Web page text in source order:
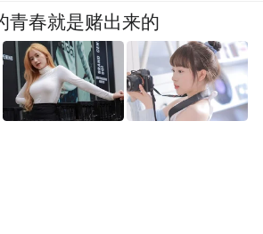
青春就是赌出来的